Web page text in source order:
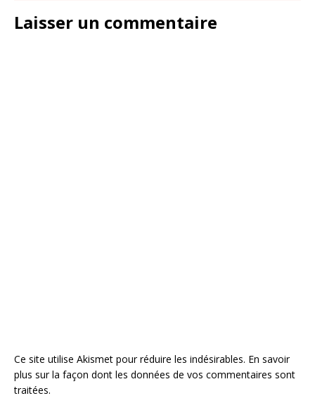
Laisser un commentaire
Ce site utilise Akismet pour réduire les indésirables. En savoir
plus sur la façon dont les données de vos commentaires sont
traitées.